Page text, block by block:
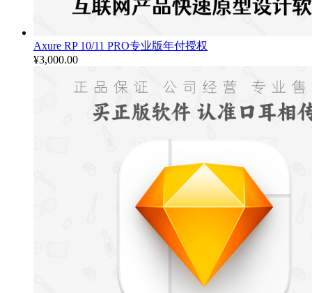
Axure RP 10/11 PRO专业版年付授权
¥3,000.00